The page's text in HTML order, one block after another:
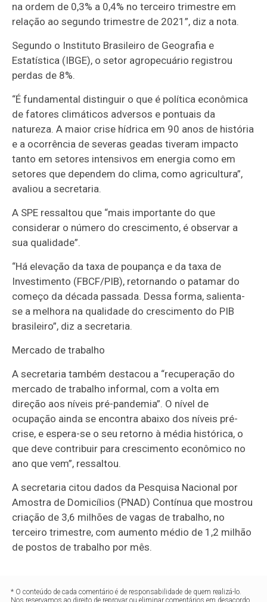
na ordem de 0,3% a 0,4% no terceiro trimestre em
relação ao segundo trimestre de 2021”, diz a nota.
Segundo o Instituto Brasileiro de Geografia e
Estatística (IBGE), o setor agropecuário registrou
perdas de 8%.
“É fundamental distinguir o que é política econômica
de fatores climáticos adversos e pontuais da
natureza. A maior crise hídrica em 90 anos de história
e a ocorrência de severas geadas tiveram impacto
tanto em setores intensivos em energia como em
setores que dependem do clima, como agricultura”,
avaliou a secretaria.
A SPE ressaltou que “mais importante do que
considerar o número do crescimento, é observar a
sua qualidade”.
“Há elevação da taxa de poupança e da taxa de
Investimento (FBCF/PIB), retornando o patamar do
começo da década passada. Dessa forma, salienta-
se a melhora na qualidade do crescimento do PIB
brasileiro”, diz a secretaria.
Mercado de trabalho
A secretaria também destacou a “recuperação do
mercado de trabalho informal, com a volta em
direção aos níveis pré-pandemia”. O nível de
ocupação ainda se encontra abaixo dos níveis pré-
crise, e espera-se o seu retorno à média histórica, o
que deve contribuir para crescimento econômico no
ano que vem”, ressaltou.
A secretaria citou dados da Pesquisa Nacional por
Amostra de Domicílios (PNAD) Contínua que mostrou
criação de 3,6 milhões de vagas de trabalho, no
terceiro trimestre, com aumento médio de 1,2 milhão
de postos de trabalho por mês.
* O conteúdo de cada comentário é de responsabilidade de quem realizá-lo.